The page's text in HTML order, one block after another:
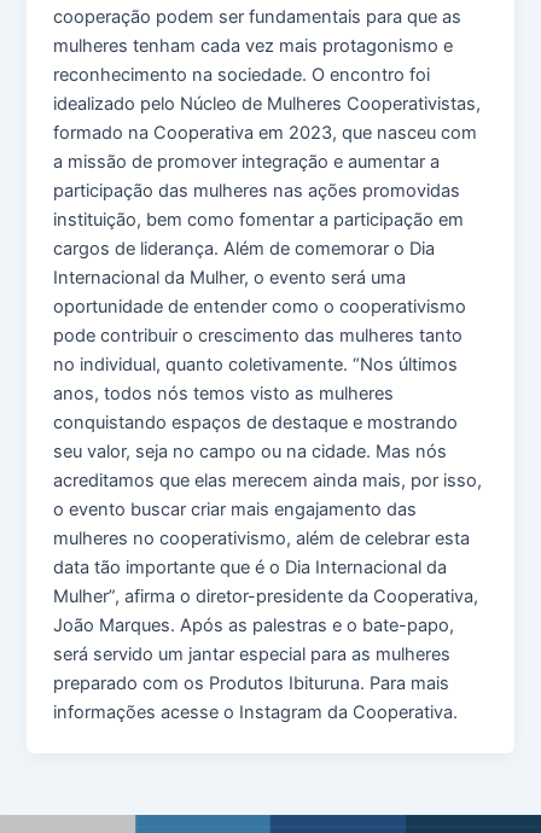
cooperação podem ser fundamentais para que as
mulheres tenham cada vez mais protagonismo e
reconhecimento na sociedade. O encontro foi
idealizado pelo Núcleo de Mulheres Cooperativistas,
formado na Cooperativa em 2023, que nasceu com
a missão de promover integração e aumentar a
participação das mulheres nas ações promovidas
instituição, bem como fomentar a participação em
cargos de liderança. Além de comemorar o Dia
Internacional da Mulher, o evento será uma
oportunidade de entender como o cooperativismo
pode contribuir o crescimento das mulheres tanto
no individual, quanto coletivamente. “Nos últimos
anos, todos nós temos visto as mulheres
conquistando espaços de destaque e mostrando
seu valor, seja no campo ou na cidade. Mas nós
acreditamos que elas merecem ainda mais, por isso,
o evento buscar criar mais engajamento das
mulheres no cooperativismo, além de celebrar esta
data tão importante que é o Dia Internacional da
Mulher”, afirma o diretor-presidente da Cooperativa,
João Marques. Após as palestras e o bate-papo,
será servido um jantar especial para as mulheres
preparado com os Produtos Ibituruna. Para mais
informações acesse o Instagram da Cooperativa.